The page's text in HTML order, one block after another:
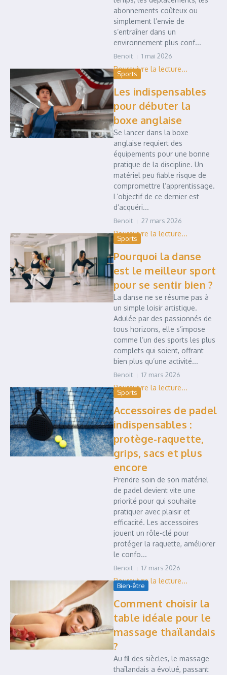
abonnements coûteux ou
simplement l’envie de
s’entraîner dans un
environnement plus conf...
Benoit 1 mai 2026
Sports
Les indispensables
pour débuter la
boxe anglaise
Se lancer dans la boxe
anglaise requiert des
équipements pour une bonne
pratique de la discipline. Un
matériel peu fiable risque de
compromettre l’apprentissage.
L’objectif de ce dernier est
d’acquéri...
Benoit 27 mars 2026
Sports
Pourquoi la danse
est le meilleur sport
pour se sentir bien ?
La danse ne se résume pas à
un simple loisir artistique.
Adulée par des passionnés de
tous horizons, elle s’impose
comme l’un des sports les plus
complets qui soient, offrant
bien plus qu’une activité...
Benoit 17 mars 2026
Sports
Accessoires de padel
indispensables :
protège-raquette,
grips, sacs et plus
encore
Prendre soin de son matériel
de padel devient vite une
priorité pour qui souhaite
pratiquer avec plaisir et
efficacité. Les accessoires
jouent un rôle-clé pour
protéger la raquette, améliorer
le confo...
Benoit 17 mars 2026
Bien-être
Comment choisir la
table idéale pour le
massage thaïlandais
?
Au fil des siècles, le massage
thaïlandais a évolué, passant